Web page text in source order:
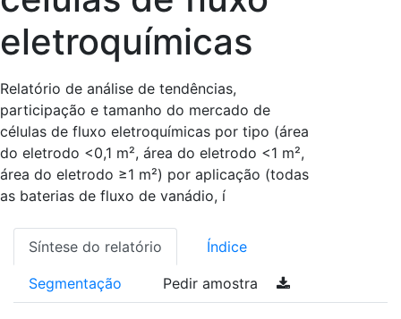
eletroquímicas
Relatório de análise de tendências,
participação e tamanho do mercado de
células de fluxo eletroquímicas por tipo (área
do eletrodo <0,1 m², área do eletrodo <1 m²,
área do eletrodo ≥1 m²) por aplicação (todas
as baterias de fluxo de vanádio, í
Síntese do relatório Índice
Segmentação Pedir amostra